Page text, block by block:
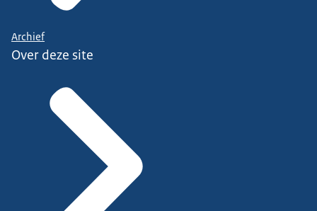
Archief
Over deze site